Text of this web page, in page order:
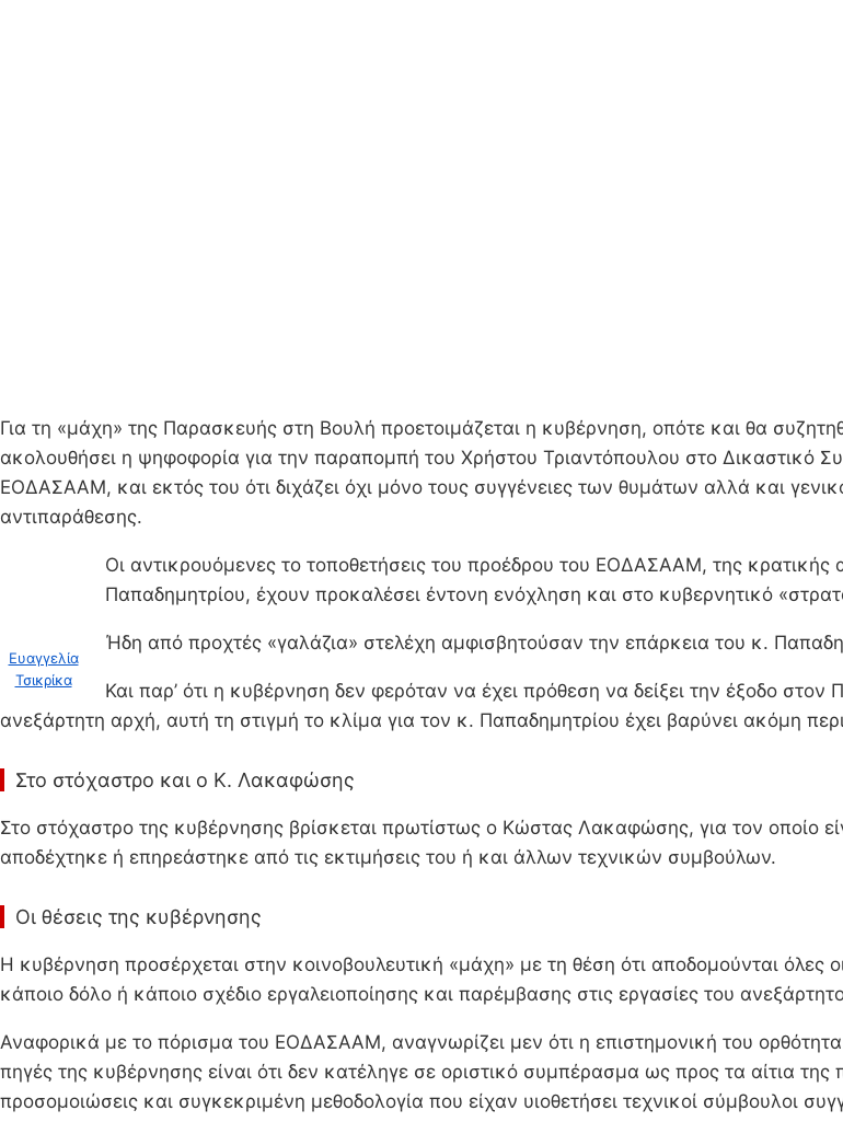
Για τη «μάχη» της Παρασκευής στη Βουλή προετοιμάζεται η κυβέρνηση, οπότε και θα
ακολουθήσει η ψηφοφορία για την παραπομπή του Χρήστου Τριαντόπουλου στο Δικαστικό
ΕΟΔΑΣΑΑΜ, και εκτός του ότι διχάζει όχι μόνο τους συγγένειες των θυμάτων αλλά και
αντιπαράθεσης.
Ευαγγελία
Τσικρίκα
Οι αντικρουόμενες το τοποθετήσεις του προέδρου του ΕΟΔΑΣΑΑΜ, της
Παπαδημητρίου, έχουν προκαλέσει έντονη ενόχληση και στο κυβερνητικό
Ήδη από προχτές «γαλάζια» στελέχη αμφισβητούσαν την επάρκεια του κ.
Και παρ’ ότι η κυβέρνηση δεν φερόταν να έχει πρόθεση να δείξει την έξοδο
ανεξάρτητη αρχή, αυτή τη στιγμή το κλίμα για τον κ. Παπαδημητρίου έχει βαρύνει ακόμη
Στο στόχαστρο και ο Κ. Λακαφώσης
Στο στόχαστρο της κυβέρνησης βρίσκεται πρωτίστως ο Κώστας Λακαφώσης, για τον οποίο
αποδέχτηκε ή επηρεάστηκε από τις εκτιμήσεις του ή και άλλων τεχνικών συμβούλων.
Οι θέσεις της κυβέρνησης
Η κυβέρνηση προσέρχεται στην κοινοβουλευτική «μάχη» με τη θέση ότι αποδομούνται όλες
κάποιο δόλο ή κάποιο σχέδιο εργαλειοποίησης και παρέμβασης στις εργασίες του
Αναφορικά με το πόρισμα του ΕΟΔΑΣΑΑΜ, αναγνωρίζει μεν ότι η επιστημονική του
πηγές της κυβέρνησης είναι ότι δεν κατέληγε σε οριστικό συμπέρασμα ως προς τα αίτια
προσομοιώσεις και συγκεκριμένη μεθοδολογία που είχαν υιοθετήσει τεχνικοί σύμβουλοι